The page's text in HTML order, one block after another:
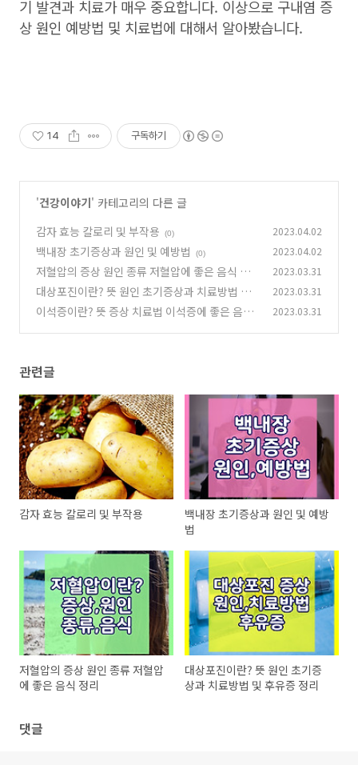
기 발견과 치료가 매우 중요합니다. 이상으로 구내염 증
상 원인 예방법 및 치료법에 대해서 알아봤습니다.
14 구독하기
'건강이야기' 카테고리의 다른 글
감자 효능 칼로리 및 부작용
(0) 2023.04.02
백내장 초기증상과 원인 및 예방법 (0) 2023.04.02
저혈압의 증상 원인 종류 저혈압에 좋은 음식 정
리
(0)
2023.03.31
대상포진이란? 뜻 원인 초기증상과 치료방법 및
후유증 정리
(0)
2023.03.31
이석증이란? 뜻 증상 치료법 이석증에 좋은 음식 2023.03.31
관련글
감자 효능 칼로리 및 부작용
백내장 초기증상과 원인 및 예방
법
저혈압의 증상 원인 종류 저혈압
에 좋은 음식 정리
대상포진이란? 뜻 원인 초기증
상과 치료방법 및 후유증 정리
댓글